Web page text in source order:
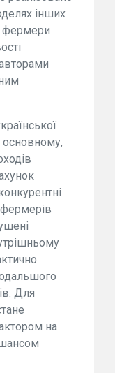
інших
фермери
основному,
Для
на
шансом